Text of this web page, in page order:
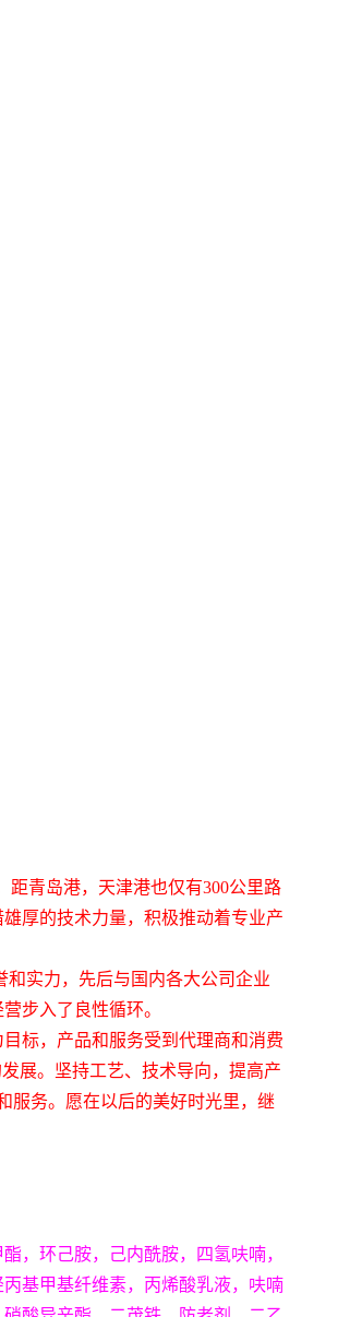
距青岛港，天津港也仅有300公里路
厚的技术力量，积极推动着专业产
实力，先后与国内各大公司企业
步入了良性循环。
标，产品和服务受到代理商和消费
展。坚持工艺、技术导向，提高产
服务。愿在以后的美好时光里，继
，环己胺，己内酰胺，四氢呋喃，
基甲基纤维素，丙烯酸乳液，呋喃